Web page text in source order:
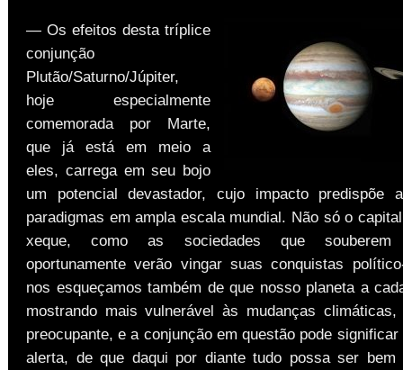
— Os efeitos desta tríplice
conjunção
Plutão/Saturno/Júpiter,
hoje especialmente
comemorada por Marte,
que já está em meio a
eles, carrega em seu bojo
um potencial devastador, cujo impacto predispõe
paradigmas em ampla escala mundial. Não só o
xeque, como as sociedades que souberem
oportunamente verão vingar suas conquistas
nos esqueçamos também de que nosso planeta a
mostrando mais vulnerável às mudanças climáticas,
preocupante, e a conjunção em questão pode
alerta, de que daqui por diante tudo possa ser bem